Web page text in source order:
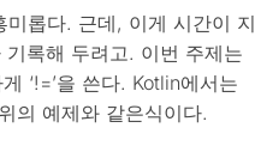
롭다. 근데, 이게 시간이 지
록해 두려고. 이번 주제는
‘!=’을 쓴다. Kotlin에서는
의 예제와 같은식이다.